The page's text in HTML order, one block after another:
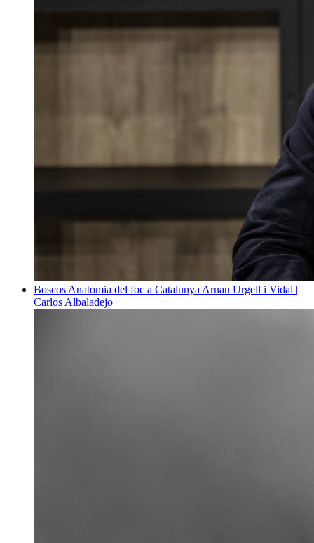
Boscos Anatomia del foc a Catalunya Arnau Urgell i Vidal |
Carlos Albaladejo